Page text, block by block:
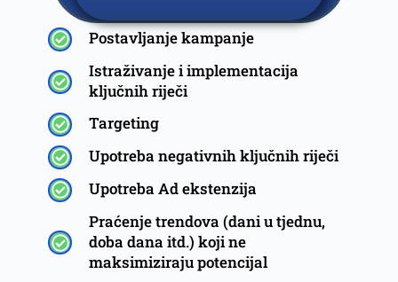
Postavljanje kampanje
Istraživanje i implementacija
ključnih riječi
Targeting
Upotreba negativnih ključnih riječi
Upotreba Ad ekstenzija
Praćenje trendova (dani u tjednu,
doba dana itd.) koji ne
maksimiziraju potencijal